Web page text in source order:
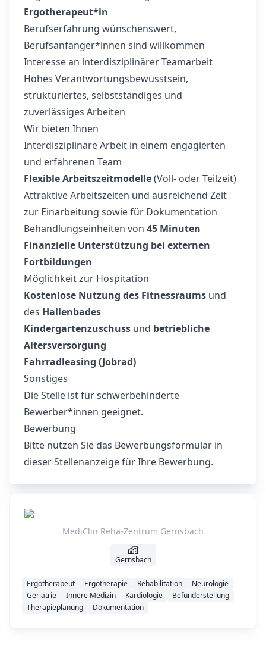
Ergotherapeut*in
Berufserfahrung wünschenswert,
Berufsanfänger*innen sind willkommen
Interesse an interdisziplinärer Teamarbeit
Hohes Verantwortungsbewusstsein,
strukturiertes, selbstständiges und
zuverlässiges Arbeiten
Wir bieten Ihnen
Interdisziplinäre Arbeit in einem engagierten
und erfahrenen Team
Flexible Arbeitszeitmodelle(Voll- oder Teilzeit)
Attraktive Arbeitszeiten und ausreichend Zeit
zur Einarbeitung sowie für Dokumentation
Behandlungseinheiten von 45 Minuten
Finanzielle Unterstützung bei externen
Fortbildungen
Möglichkeit zur Hospitation
Kostenlose Nutzung des Fitnessraums und
des Hallenbades
Kindergartenzuschuss und betriebliche
Altersversorgung
Fahrradleasing (Jobrad)
Sonstiges
Die Stelle ist für schwerbehinderte
Bewerber*innen geeignet.
Bewerbung
Bitte nutzen Sie das Bewerbungsformular in
dieser Stellenanzeige für Ihre Bewerbung.
MediClin Reha-Zentrum Gernsbach
Gernsbach
Ergotherapeut Ergotherapie Rehabilitation
Neurologie
Geriatrie
Innere Medizin Kardiologie
Befunderstellung
Therapieplanung
Dokumentation